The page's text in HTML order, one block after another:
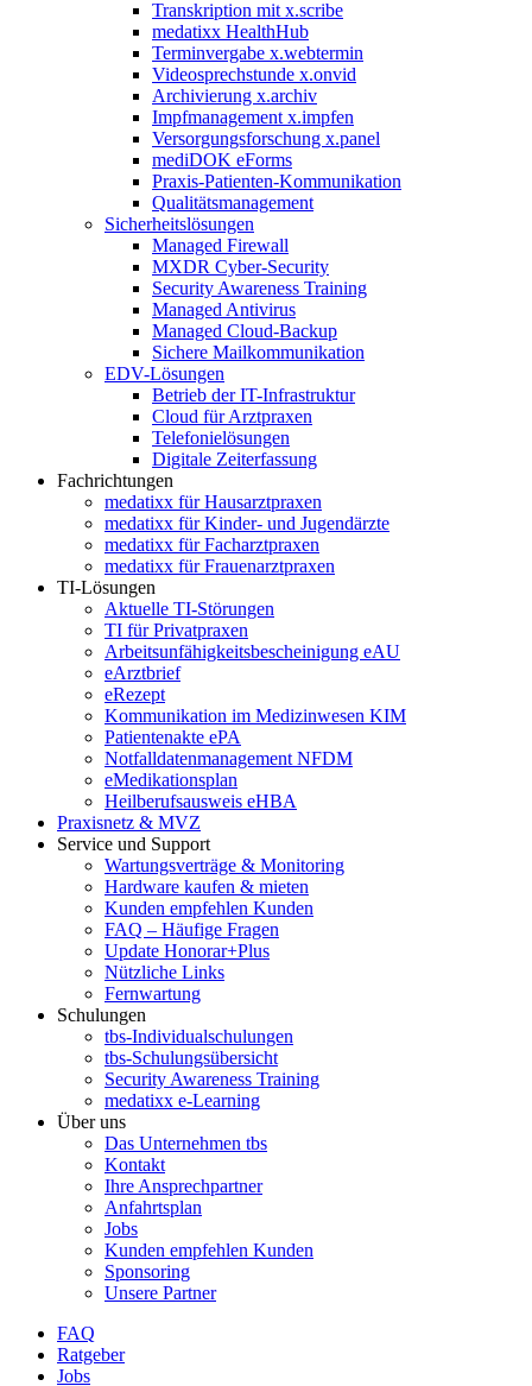
Transkription mit x.scribe
medatixx HealthHub
Terminvergabe x.webtermin
Videosprechstunde x.onvid
Archivierung x.archiv
Impfmanagement x.impfen
Versorgungsforschung x.panel
mediDOK eForms
Praxis-Patienten-Kommunikation
Qualitätsmanagement
Sicherheitslösungen
Managed Firewall
MXDR Cyber-Security
Security Awareness Training
Managed Antivirus
Managed Cloud-Backup
Sichere Mailkommunikation
EDV-Lösungen
Betrieb der IT-Infrastruktur
Cloud für Arztpraxen
Telefonielösungen
Digitale Zeiterfassung
Fachrichtungen
medatixx für Hausarztpraxen
medatixx für Kinder- und Jugendärzte
medatixx für Facharztpraxen
medatixx für Frauenarztpraxen
TI-Lösungen
Aktuelle TI-Störungen
TI für Privatpraxen
Arbeitsunfähigkeitsbescheinigung eAU
eArztbrief
eRezept
Kommunikation im Medizinwesen KIM
Patientenakte ePA
Notfalldatenmanagement NFDM
eMedikationsplan
Heilberufsausweis eHBA
Praxisnetz & MVZ
Service und Support
Wartungsverträge & Monitoring
Hardware kaufen & mieten
Kunden empfehlen Kunden
FAQ – Häufige Fragen
Update Honorar+Plus
Nützliche Links
Fernwartung
Schulungen
tbs-Individualschulungen
tbs-Schulungsübersicht
Security Awareness Training
medatixx e-Learning
Über uns
Das Unternehmen tbs
Kontakt
Ihre Ansprechpartner
Anfahrtsplan
Jobs
Kunden empfehlen Kunden
Sponsoring
Unsere Partner
FAQ
Ratgeber
Jobs